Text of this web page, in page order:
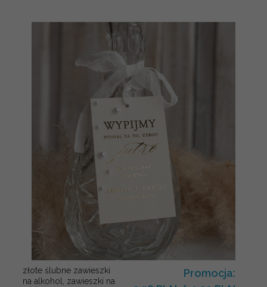
złote ślubne zawieszki
na alkohol, zawieszki na
Promocja: